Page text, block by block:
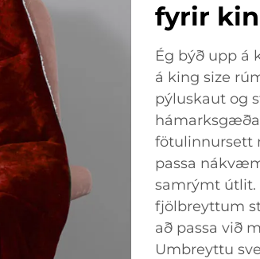
fyrir
Ég býð upp á
á king size
pýluskaut og
hámarksgæða
fötulinnursett
passa
samrýmt útlit.
fjölbreyttum
að passa við
Umbreyttu